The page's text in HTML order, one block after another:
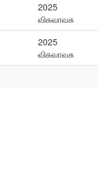
2025
விசுவாவசு
2025
விசுவாவசு